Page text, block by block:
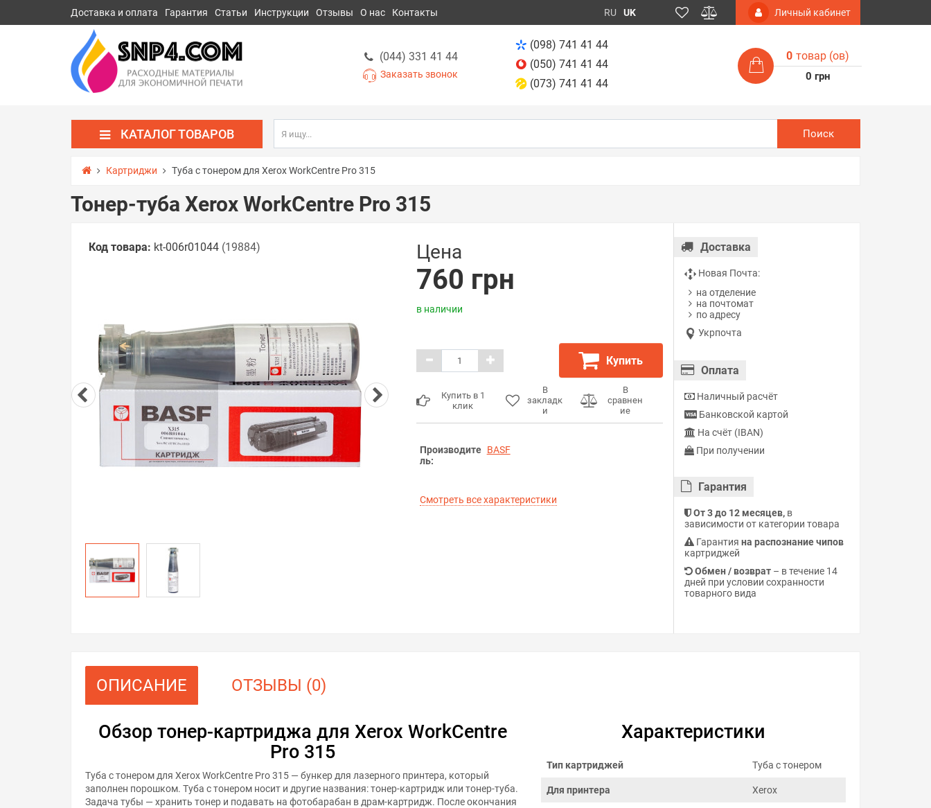
Доставка и оплата Гарантия Статьи Инструкции Отзывы О нас Контакты RU UK Личный кабинет
(044) 331 41 44
Заказать звонок
(098) 741 41 44
(050) 741 41 44
(073) 741 41 44
0 товар (ов)
0 грн
КАТАЛОГ ТОВАРОВ Поиск
Картриджи Туба с тонером для Xerox WorkCentre Pro 315
Тонер-туба Xerox WorkCentre Pro 315
Код товара: kt-006r01044 (19884) Цена
760 грн
в наличии
Купить
Купить в 1
клик
В
закладк
и
В
сравнен
ие
Производите
ль:
BASF
Смотреть все характеристики
Доставка
Новая Почта:
на отделение
на почтомат
по адресу
Укрпочта
Оплата
Наличный расчёт
Банковской картой
На счёт (IBAN)
При получении
Гарантия
От 3 до 12 месяцев,в
зависимости от категории товара
Гарантия на распознание чипов
картриджей
Обмен / возврат– в течение 14
дней при условии сохранности
товарного вида
ОПИСАНИЕ ОТЗЫВЫ (0)
Обзор тонер-картриджа для Xerox WorkCentre
Pro 315
Туба с тонером для Xerox WorkCentre Pro 315 — бункер для лазерного принтера, который
заполнен порошком. Туба с тонером носит и другие названия: тонер-картридж или тонер-туба.
Задача тубы — хранить тонер и подавать на фотобарабан в драм-картридж. После окончания
Характеристики
Тип картриджей Туба с тонером
Для принтера Xerox